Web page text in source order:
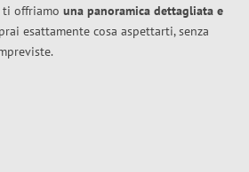
ti offriamo una panoramica dettagliata e
esattamente cosa aspettarti, senza